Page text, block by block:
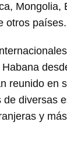
Mongolia,
otros países.
reunido en
de diversas
y